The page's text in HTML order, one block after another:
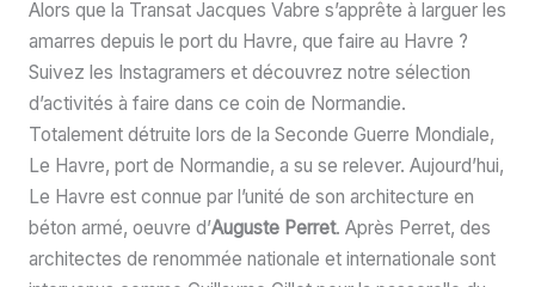
Alors que la Transat Jacques Vabre s’apprête à larguer les
amarres depuis le port du Havre, que faire au Havre ?
Suivez les Instagramers et découvrez notre sélection
d’activités à faire dans ce coin de Normandie.
Totalement détruite lors de la Seconde Guerre Mondiale,
Le Havre, port de Normandie, a su se relever. Aujourd’hui,
Le Havre est connue par l’unité de son architecture en
béton armé, oeuvre d’Auguste Perret. Après Perret, des
architectes de renommée nationale et internationale sont